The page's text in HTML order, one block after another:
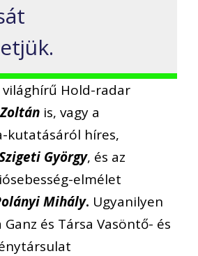
Hold-radar
is, vagy a
kutatásáról híres,
György, és az
elmélet
Mihály. Ugyanilyen
és Társa Vasöntő- és